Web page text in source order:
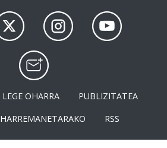
LEGE OHARRA
PUBLIZITATEA
HARREMANETARAKO RSS